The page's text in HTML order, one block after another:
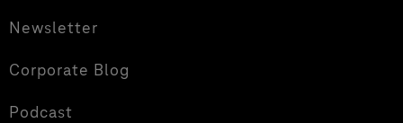
Newsletter
Corporate Blog
Podcast